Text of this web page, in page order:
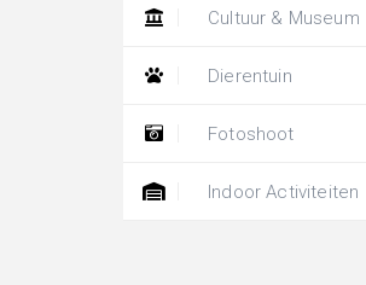
Cultuur & Museum
Dierentuin
Fotoshoot
Indoor Activiteiten